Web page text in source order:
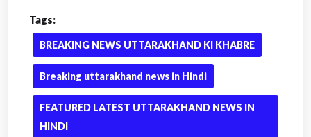
Tags:
BREAKING NEWS UTTARAKHAND KI KHABRE
Breaking uttarakhand news in Hindi
FEATURED LATEST UTTARAKHAND NEWS IN
HINDI